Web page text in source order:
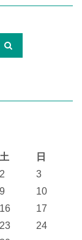
土 日
2
3
9
10
16
17
23
24